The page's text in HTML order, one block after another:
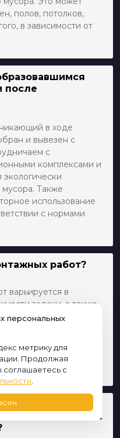
полов, потолков,
в зависимости от
после
в ходе
и вывезен с
с
комплексами и
мусора. Также
использование
с нормами
работ?
варьируется в
задачи, а также
точной
объекта, учитывая
и условия. После
с полным
расценками.
либо
демонтажных
персональных
метрику для
Продолжая
соглашаетесь с